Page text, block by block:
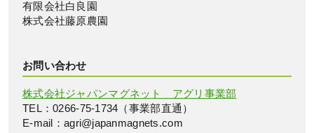
有限会社白良園
株式会社藤原農園
お問い合わせ
株式会社ジャパンマグネット アグリ事業部
TEL：0266-75-1734（事業部直通）
E-mail：agri@japanmagnets.com